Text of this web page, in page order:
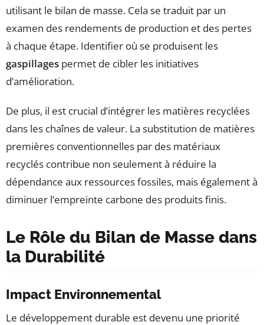
utilisant le bilan de masse. Cela se traduit par un
examen des rendements de production et des pertes
à chaque étape. Identifier où se produisent les
gaspillages permet de cibler les initiatives
d’amélioration.
De plus, il est crucial d’intégrer les matières recyclées
dans les chaînes de valeur. La substitution de matières
premières conventionnelles par des matériaux
recyclés contribue non seulement à réduire la
dépendance aux ressources fossiles, mais également à
diminuer l’empreinte carbone des produits finis.
Le Rôle du Bilan de Masse dans
la Durabilité
Impact Environnemental
Le développement durable est devenu une priorité